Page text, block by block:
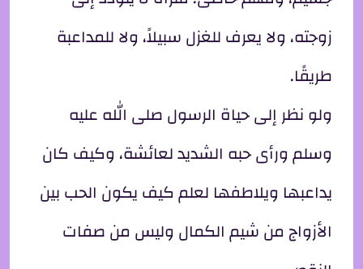
زوجته، ولا يعرف للغزل سبيلاً، ولا للمداعبة
طريقًا.
ولو نظر إلى حياة الرسول صلى الله عليه
وسلم ورأى حبه الشديد لعائشة، وكيف كان
يداعبها ويلاطفها لعلم كيف يكون الحب بين
الأزواج من شيم الكمال وليس من صفات